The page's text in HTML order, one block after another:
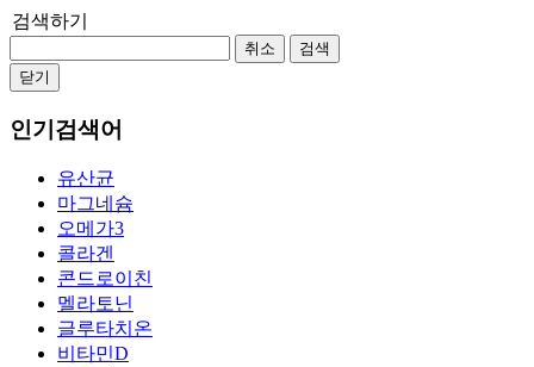
검색하기
취소
검색
닫기
인기검색어
유산균
마그네슘
오메가3
콜라겐
콘드로이친
멜라토닌
글루타치온
비타민D